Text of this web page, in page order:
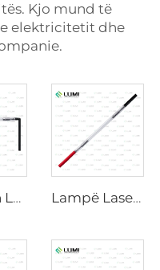
Kjo mund të
elektricitetit dhe
IPL Xenon Lamp P1541 – 9×45×100 mm Lampë Laser Xenoni L2021-7×65×130 mm